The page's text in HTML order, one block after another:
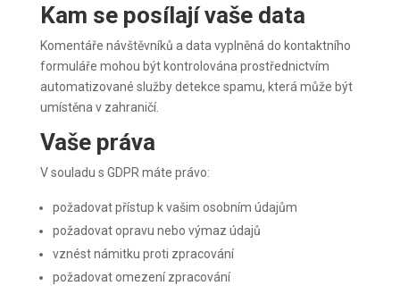
Kam se posílají vaše data
Komentáře návštěvníků a data vyplněná do kontaktního
formuláře mohou být kontrolována prostřednictvím
automatizované služby detekce spamu, která může být
umístěna v zahraničí.
Vaše práva
V souladu s GDPR máte právo:
požadovat přístup k vašim osobním údajům
požadovat opravu nebo výmaz údajů
vznést námitku proti zpracování
požadovat omezení zpracování